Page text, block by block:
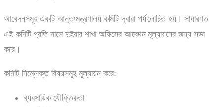
আবেদনসমূহ একটি আন্তঃমন্ত্রণালয় কমিটি দ্বারা পর্যালোচিত হয়। সাধারণত
এই কমিটি প্রতি মাসে দুইবার শাখা অফিসের আবেদন মূল্যায়নের জন্য সভা
করে।
কমিটি নিম্নোক্ত বিষয়সমূহ মূল্যায়ন করে:
ব্যবসায়িক যৌক্তিকতা